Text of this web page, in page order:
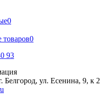
0
товаров0
93
ул. Есенина, 9, к 2